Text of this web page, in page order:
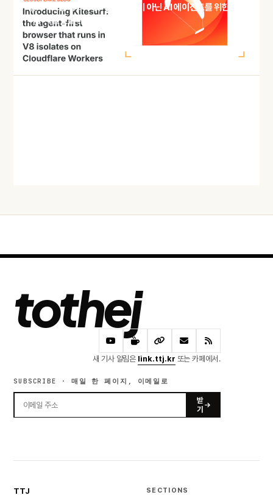
클라우드플레어의 '킷서프', 사람이 아닌 AI 에이전트를 위한 브
라우저를 만들다
오늘 · 49 READS
tothej
새 기사 알림은 link.ttj.kr 또는 카페에서.
SUBSCRIBE · 매일 한 페이지, 이메일로
받
기
TTJ SECTIONS